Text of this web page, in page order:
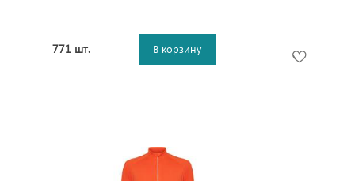
771 шт. В корзину